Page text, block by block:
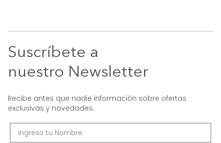
Suscríbete a
nuestro Newsletter
Recibe antes que nadie información sobre ofertas
exclusivas y novedades.